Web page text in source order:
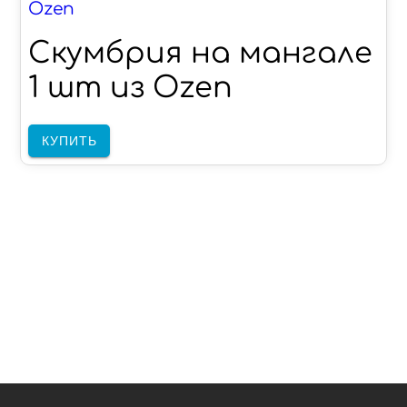
Ozen
Скумбрия на мангале
1 шт из Ozen
КУПИТЬ